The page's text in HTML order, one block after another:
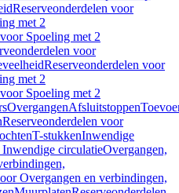
Reserveonderdelen voor
met 2
Spoeling met 2
voor
Reserveonderdelen voor
met 2
Spoeling met 2
OvergangenAfsluitstoppen
Reserveonderdelen voor
T-stukkenInwendige
circulatieOvergangen,
Overgangen en verbindingen,